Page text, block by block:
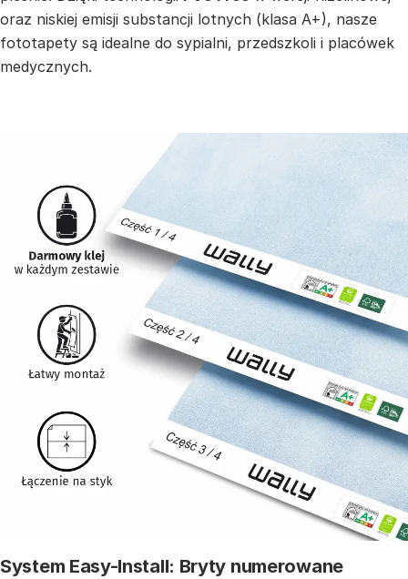
oraz niskiej emisji substancji lotnych (klasa A+), nasze
fototapety są idealne do sypialni, przedszkoli i placówek
medycznych.
System Easy-Install: Bryty numerowane